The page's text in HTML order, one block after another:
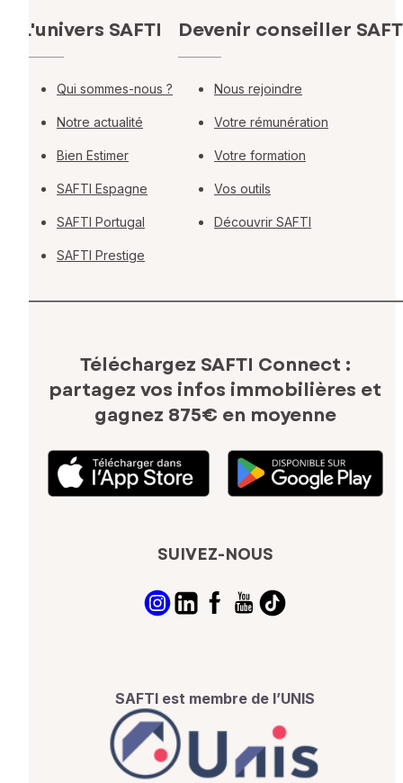
L'univers SAFTI
Qui sommes-nous ?
Notre actualité
Bien Estimer
SAFTI Espagne
SAFTI Portugal
SAFTI Prestige
Devenir conseiller
Nous rejoindre
Votre rémunération
Votre formation
Vos outils
Découvrir SAFTI
Téléchargez SAFTI Connect :
partagez vos infos immobilières et
gagnez 875€ en moyenne
SUIVEZ-NOUS
SAFTI est membre de l’UNIS